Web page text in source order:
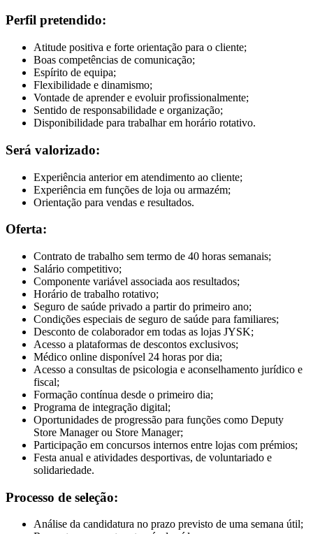
Perfil pretendido:
Atitude positiva e forte orientação para o cliente;
Boas competências de comunicação;
Espírito de equipa;
Flexibilidade e dinamismo;
Vontade de aprender e evoluir profissionalmente;
Sentido de responsabilidade e organização;
Disponibilidade para trabalhar em horário rotativo.
Será valorizado:
Experiência anterior em atendimento ao cliente;
Experiência em funções de loja ou armazém;
Orientação para vendas e resultados.
Oferta:
Contrato de trabalho sem termo de 40 horas semanais;
Salário competitivo;
Componente variável associada aos resultados;
Horário de trabalho rotativo;
Seguro de saúde privado a partir do primeiro ano;
Condições especiais de seguro de saúde para familiares;
Desconto de colaborador em todas as lojas JYSK;
Acesso a plataformas de descontos exclusivos;
Médico online disponível 24 horas por dia;
Acesso a consultas de psicologia e aconselhamento jurídico e
fiscal;
Formação contínua desde o primeiro dia;
Programa de integração digital;
Oportunidades de progressão para funções como Deputy
Store Manager ou Store Manager;
Participação em concursos internos entre lojas com prémios;
Festa anual e atividades desportivas, de voluntariado e
solidariedade.
Processo de seleção:
Análise da candidatura no prazo previsto de uma semana útil;